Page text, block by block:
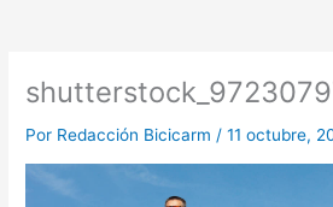
Por Redacción Bicicarm /11 octubre,